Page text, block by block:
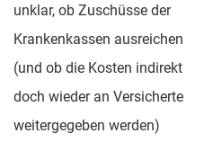
unklar, ob Zuschüsse der
Krankenkassen ausreichen
(und ob die Kosten indirekt
doch wieder an Versicherte
weitergegeben werden)